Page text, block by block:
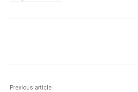
Previous article